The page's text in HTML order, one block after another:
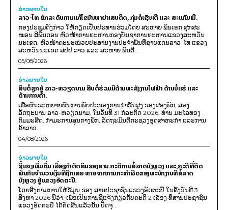
ຂ່າວພາຍ​ໃນ
ລາວ-ໄທ ຍົກລະດັບການແກ້ໄຂບັນຫາຢາເສບຕິດ, ກຸ່ມຄໍເຊັນເຕີ ແລະ ສະແກັມເມີ.
ກອງປະຊຸມດັ່ງກ່າວ ໃຫ້ກຽດເປັນປະທານຮ່ວມໂດຍ ສະຫາຍ ພັນເອກ ສຸກສະ
ໝອນ ສີພັນດອນ ຫົວໜ້າການທະຫານກອງບັນຊາການທະຫານແຂວງສະຫວັນ
ນະເຂດ, ຫົວໜ້າຄະນະໜ່ວຍປະສານງານປະຈຳພື້ນທີ່ຊາຍແດນລາວ-ໄທ ແຂວງ
ສະຫວັນນະເຂດ ສປປ ລາວ ແລະ ສະຫາຍ ພົນຕີ...
05/08/2026
ຂ່າວພາຍ​ໃນ
ສືບຕໍ່ຊຸກຍູ້ ລາວ-ຫວຽດນາມ ສືບຕໍ່ຮ່ວມມືດ້ານພະລັງງານໄຟຟ້າ ດ້ານບໍ່ແຮ່ ແລະ
ດ້ານການຄ້າ.
ເພື່ອຜັນຂະຫຍາຍຜົນການພົບປະຂອງການນຳຂັ້ນສູງ ຂອງສອງພັກ, ສອງ
ລັດຖະບານ ລາວ-ຫວຽດນາມ, ໃນວັນທີ 31 ກໍລະກົດ 2026, ທ່ານ ມະໄລທອງ
ກົມມະສິດ, ກຳມະການສູນກາງພັກ, ລັດຖະມົນຕີກະຊວງອຸດສາຫະກຳ ແລະການ
ຄ້າລາວ...
04/08/2026
ຂ່າວພາຍ​ໃນ
ຊີ້ແຈງເພີ່ມຕື່ມ ເລື່ອງຄໍາຕັດສິນຂອງສານ ຄະດີການສໍ້ລາດບັງຫຼວງ ແລະ ຄະດີທີ່ຕິດ
ພັນກັບຈຳນວນເງິນທີ່ຖືກເສຍ ຫາຍຈາກການກະທຳຜິດຂອງພະນັກງານທີ່ສໍ້ລາດ
ບັງຫຼວງ ຢູ່ແຂວງອັດຕະປື.
ໂດຍອີງຕາມການໃຫ້ຂໍ້ມູນ​ ຂອງ ສານປະຊາຊົນແຂວງອັດຕະປື ໃນຄັ້ງວັນທີ 3
ສິງຫາ 2026 ນີ້ວ່າ: ເພຶ່ອເປັນການຊີ້ແຈ້ງກ່ຽວກັບຄະດີ 2 ເລື່ອງ ທີ່ສານປະຊາຊົນ
ແຂວງອັດຕະປື ໄດ້ຕັດສິນແລ້ວນັ້ນ ປັດຈຸ...